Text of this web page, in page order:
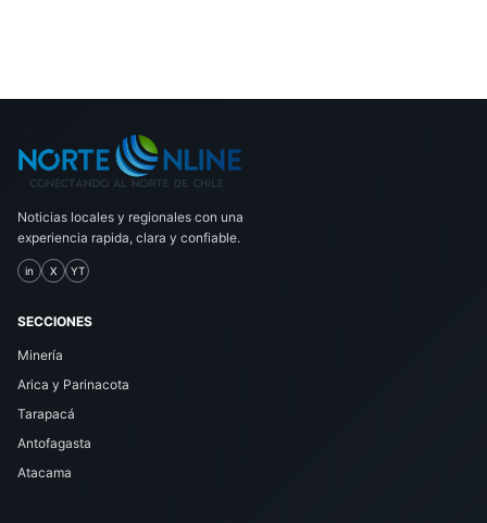
Noticias locales y regionales con una
experiencia rapida, clara y confiable.
in X YT
SECCIONES
Minería
Arica y Parinacota
Tarapacá
Antofagasta
Atacama